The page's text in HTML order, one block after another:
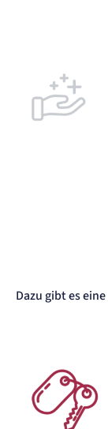
Dazu gibt es eine